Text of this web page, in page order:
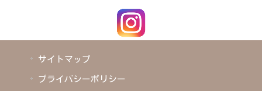
サイトマップ
プライバシーポリシー